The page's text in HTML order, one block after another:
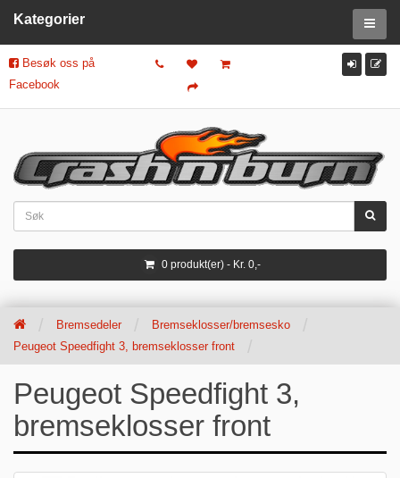
Besøk oss på
Facebook
0 produkt(er) - Kr. 0,-
Kategorier
Bremsedeler
Bremseklosser/bremsesko
Peugeot Speedfight 3, bremseklosser front
Peugeot Speedfight 3,
bremseklosser front